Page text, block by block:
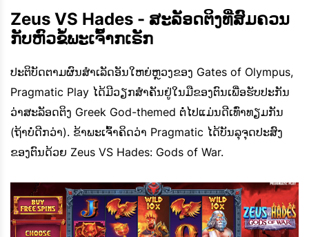
Zeus VS Hades - ສະລັອດຕິງທີ່ສົມຄວນ
ກັບຫົວຂໍ້ພະເຈົ້າກເຣັກ
ປະຕິບັດຕາມຜົນສໍາເລັດອັນໃຫຍ່ຫຼວງຂອງ Gates of Olympus,
Pragmatic Play ໄດ້ມີວຽກສໍາຄັນຢູ່ໃນມືຂອງຕົນເພື່ອຮັບປະກັນ
ວ່າສະລັອດຕິງ Greek God-themed ຕໍ່ໄປແມ່ນດີເທົ່າທຽມກັນ
(ຖ້າບໍ່ດີກວ່າ). ຂ້າພະເຈົ້າຄິດວ່າ Pragmatic ໄດ້ບັນລຸຈຸດປະສົງ
ຂອງຕົນດ້ວຍ Zeus VS Hades: Gods of War.